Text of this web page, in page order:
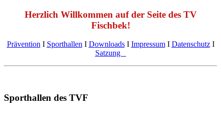
Herzlich Willkommen auf der Seite des TV
Fischbek!
PräventionΙ SporthallenΙ DownloadsΙ ImpressumΙ DatenschutzΙ
Satzung
Sporthallen des TVF